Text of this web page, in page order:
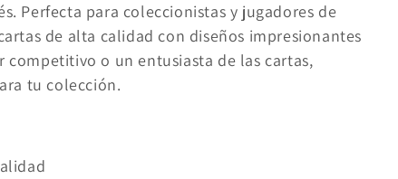
Perfecta para coleccionistas y jugadores de
de alta calidad con diseños impresionantes
competitivo o un entusiasta de las cartas,
tu colección.